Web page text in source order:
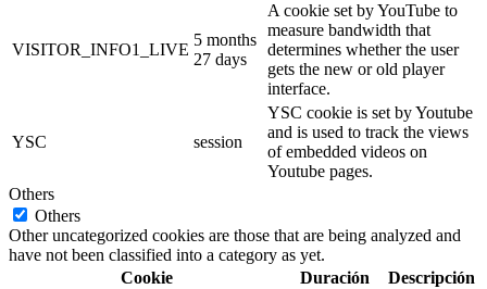
VISITOR_INFO1_LIVE
5 months
27 days
A cookie set by YouTube to
measure bandwidth that
determines whether the user
gets the new or old player
interface.
YSC session
YSC cookie is set by Youtube
and is used to track the views
of embedded videos on
Youtube pages.
Others
Others
Other uncategorized cookies are those that are being analyzed and
have not been classified into a category as yet.
Cookie
Duración
Descripción